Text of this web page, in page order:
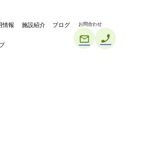
情報 施設紹介 ブログ お問合わせ